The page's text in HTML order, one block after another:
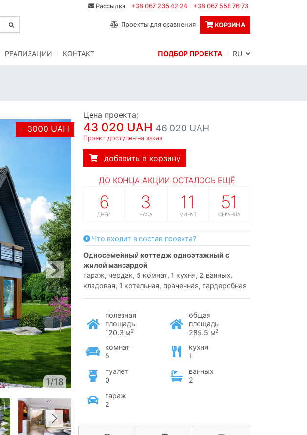
Рассылка +38 067 235 42 24 +38 067 558 76 73
Проекты для сравнения КОРЗИНА
РЕАЛИЗАЦИИ КОНТАКТ ПОДБОР ПРОЕКТА
- 3000 UAH
1/18
Цена проекта:
43 020 UAH 46 020 UAH
Проект доступен на заказ
добавить в корзину
ДО КОНЦА АКЦИИ ОСТАЛОСЬ ЕЩЁ
6
ДНЕЙ
3
ЧАСА
11
МИНУТ
50
СЕКУНД
Что входит в состав проекта?
односемейный коттедж одноэтажный с
жилой мансардой
гараж, чердак, 5 комнат, 1 кухня, 2 ванных,
кладовая, 1 котельная, прачечная, гардеробная
полезная
площадь
120.3 м2
общая
площадь
285.5 м2
комнат
5
кухня
1
туалет
0
ванных
2
гараж
2